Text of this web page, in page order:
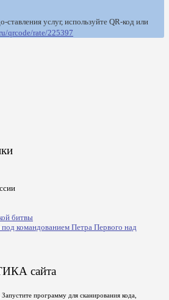
услуг, используйте QR-код или
qrcode/rate/225397
битвы
командованием Петра Первого над
сайта
программу для сканирования кода,